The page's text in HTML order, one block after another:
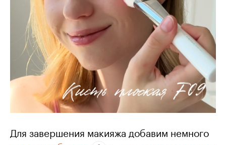
Для завершения макияжа добавим немного